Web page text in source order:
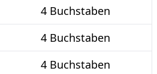
4 Buchstaben
4 Buchstaben
4 Buchstaben